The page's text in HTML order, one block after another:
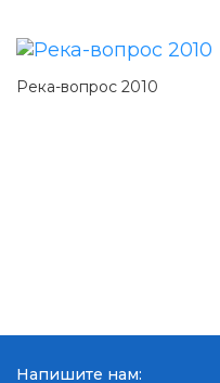
Река-вопрос 2010
Напишите нам: